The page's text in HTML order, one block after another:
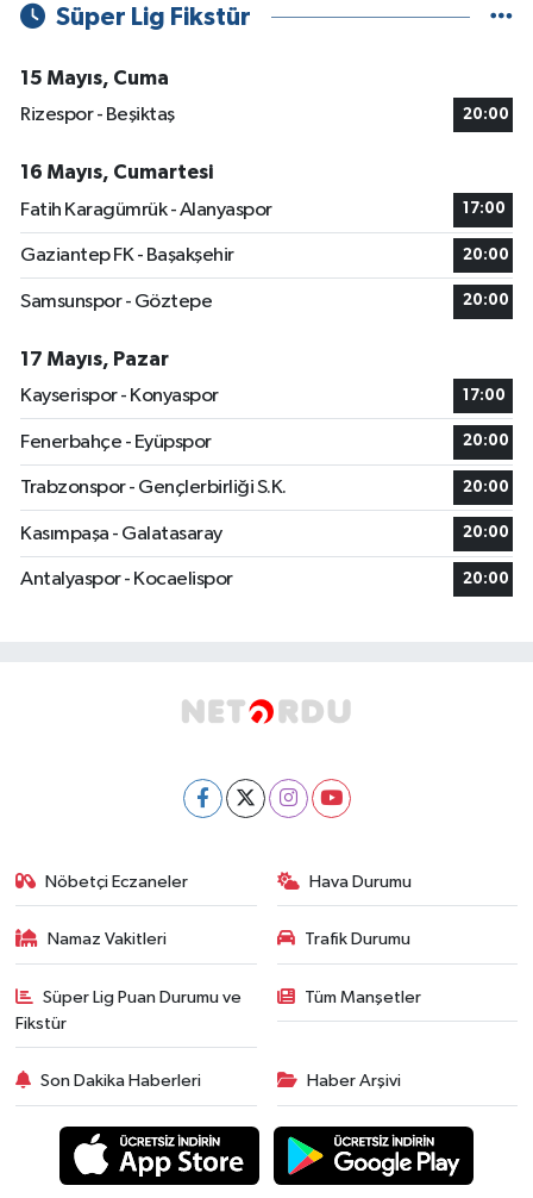
Süper Lig Fikstür
15 Mayıs, Cuma
Rizespor - Beşiktaş
20:00
16 Mayıs, Cumartesi
Fatih Karagümrük - Alanyaspor
17:00
Gaziantep FK - Başakşehir 20:00
Samsunspor - Göztepe 20:00
17 Mayıs, Pazar
Kayserispor - Konyaspor
17:00
Fenerbahçe - Eyüpspor 20:00
Trabzonspor - Gençlerbirliği S.K. 20:00
Kasımpaşa - Galatasaray 20:00
Antalyaspor - Kocaelispor 20:00
Nöbetçi Eczaneler Hava Durumu
Namaz Vakitleri Trafik Durumu
Süper Lig Puan Durumu ve
Fikstür
Tüm Manşetler
Son Dakika Haberleri Haber Arşivi